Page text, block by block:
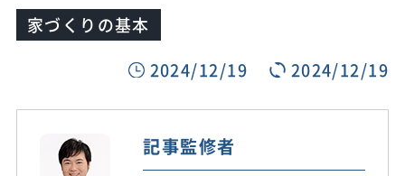
家づくりの基本
2024/12/19
2024/12/19
記事監修者